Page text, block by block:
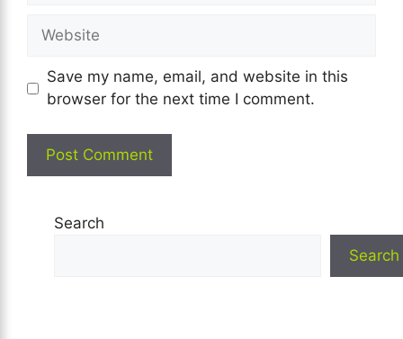
Website
Save my name, email, and website in this
browser for the next time I comment.
Search
Search